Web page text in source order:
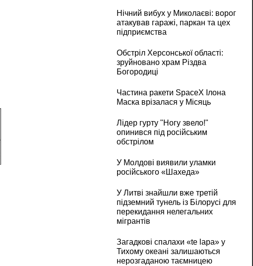
Нічний вибух у Миколаєві: ворог
атакував гаражі, паркан та цех
підприємства
Обстріл Херсонської області:
зруйновано храм Різдва
Богородиці
Частина ракети SpaceX Ілона
Маска врізалася у Місяць
Лідер гурту "Ногу звело!"
опинився під російським
обстрілом
У Молдові виявили уламки
російського «Шахеда»
У Литві знайшли вже третій
підземний тунель із Білорусі для
перекидання нелегальних
мігрантів
Загадкові спалахи «te lapa» у
Тихому океані залишаються
нерозгаданою таємницею